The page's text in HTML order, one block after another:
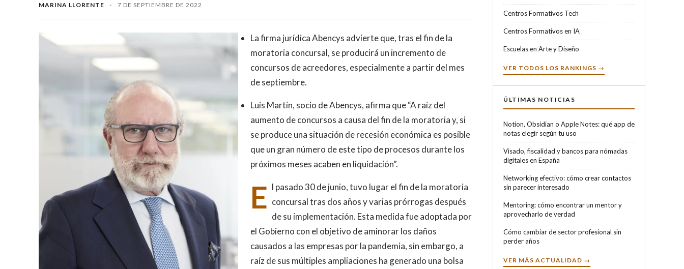
MARINA LLORENTE · 7 DE SEPTIEMBRE DE 2022
La firma jurídica Abencys advierte que, tras el fin de la
moratoria concursal, se producirá un incremento de
concursos de acreedores, especialmente a partir del mes
de septiembre.
Luis Martín, socio de Abencys, afirma que “A raíz del
aumento de concursos a causa del fin de la moratoria y, si
se produce una situación de recesión económica es posible
que un gran número de este tipo de procesos durante los
próximos meses acaben en liquidación”.
E l pasado 30 de junio, tuvo lugar el fin de la moratoria
concursal tras dos años y varias prórrogas después
de su implementación. Esta medida fue adoptada por
el Gobierno con el objetivo de aminorar los daños
causados a las empresas por la pandemia, sin embargo, a
raíz de sus múltiples ampliaciones ha generado una bolsa
Centros Formativos Tech
Centros Formativos en IA
Escuelas en Arte y Diseño
VER TODOS LOS RANKINGS →
ÚLTIMAS NOTICIAS
Notion, Obsidian o Apple Notes: qué app de
notas elegir según tu uso
Visado, fiscalidad y bancos para nómadas
digitales en España
Networking efectivo: cómo crear contactos
sin parecer interesado
Mentoring: cómo encontrar un mentor y
aprovecharlo de verdad
Cómo cambiar de sector profesional sin
perder años
VER MÁS ACTUALIDAD →